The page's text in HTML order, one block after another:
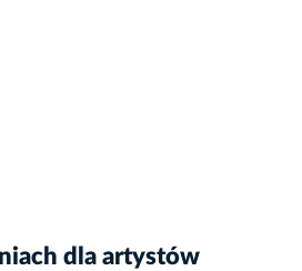
dla artystów